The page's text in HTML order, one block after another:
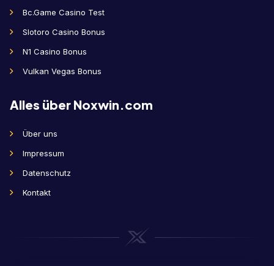
Bc.Game Casino Test
Slotoro Casino Bonus
N1 Casino Bonus
Vulkan Vegas Bonus
Alles über Noxwin.com
Über uns
Impressum
Datenschutz
Kontakt